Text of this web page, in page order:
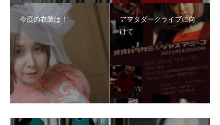
今度の衣装は！
アフタダークライブに向
けて